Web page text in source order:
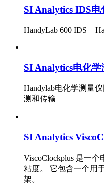
SI Analytics IDS电
HandyLab 600 IDS +
SI Analytics电化学
Handylab电化学测量
测和传输
SI Analytics
ViscoClockplus 是一
粘度。 它包含一个用
架。